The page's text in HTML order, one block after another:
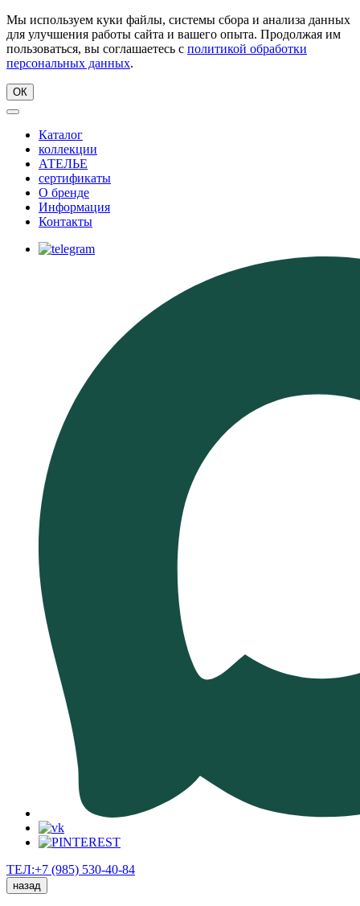
Мы используем куки файлы, системы сбора и анализа данных
для улучшения работы сайта и вашего опыта. Продолжая им
пользоваться, вы соглашаетесь с политикой обработки
персональных данных.
ОК
Каталог
коллекции
АТЕЛЬЕ
сертификаты
О бренде
Информация
Контакты
ТЕЛ:+7 (985) 530-40-84
назад